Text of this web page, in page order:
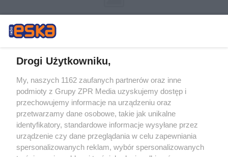
Żaden utwór zamieszczony w serwisie nie może być powielany i
rozpowszechniany lub dalej rozpowszechniany w jakikolwiek sposób (w
tym także elektroniczny lub mechaniczny) na jakimkolwiek polu
eksploatacji w jakiejkolwiek formie, włącznie z umieszczaniem w
Internecie bez pisemnej zgody właściciela praw. Jakiekolwiek użycie lub
wykorzystanie utworów w całości lub w części z naruszeniem prawa,
tzn. bez właściwej zgody, jest zabronione pod groźbą kary i może być
ścigane prawnie.
Drogi Użytkowniku,
My, naszych 1162 zaufanych partnerów oraz inne
podmioty z Grupy ZPR Media uzyskujemy dostęp i
przechowujemy informacje na urządzeniu oraz
przetwarzamy dane osobowe, takie jak unikalne
identyfikatory, standardowe informacje wysyłane przez
urządzenie czy dane przeglądania w celu zapewniania
spersonalizowanych reklam, wybór spersonalizowanych